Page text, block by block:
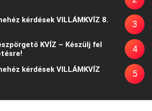
kérdések VILLÁMKVÍZ 8.
KVÍZ – Készülj fel
kérdések VILLÁMKVÍZ